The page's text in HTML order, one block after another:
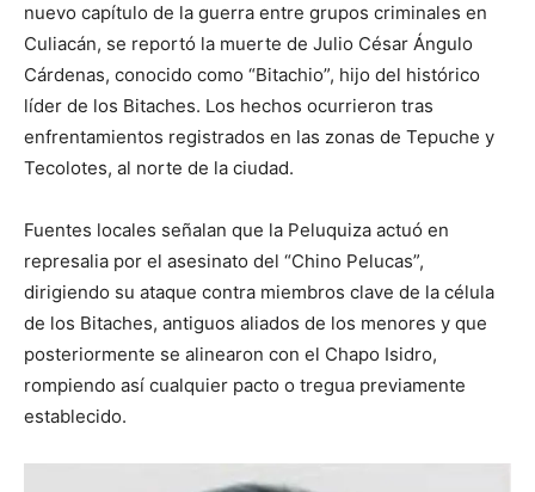
nuevo capítulo de la guerra entre grupos criminales en
Culiacán, se reportó la muerte de Julio César Ángulo
Cárdenas, conocido como “Bitachio”, hijo del histórico
líder de los Bitaches. Los hechos ocurrieron tras
enfrentamientos registrados en las zonas de Tepuche y
Tecolotes, al norte de la ciudad.
Fuentes locales señalan que la Peluquiza actuó en
represalia por el asesinato del “Chino Pelucas”,
dirigiendo su ataque contra miembros clave de la célula
de los Bitaches, antiguos aliados de los menores y que
posteriormente se alinearon con el Chapo Isidro,
rompiendo así cualquier pacto o tregua previamente
establecido.